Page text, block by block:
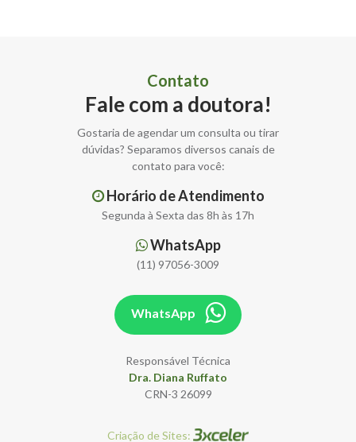
Contato
Fale com a doutora!
Gostaria de agendar um consulta ou tirar
dúvidas? Separamos diversos canais de
contato para você:
Horário de Atendimento
Segunda à Sexta das 8h às 17h
WhatsApp
(11) 97056-3009
WhatsApp
Responsável Técnica
Dra. Diana Ruffato
CRN-3 26099
Criação de Sites: